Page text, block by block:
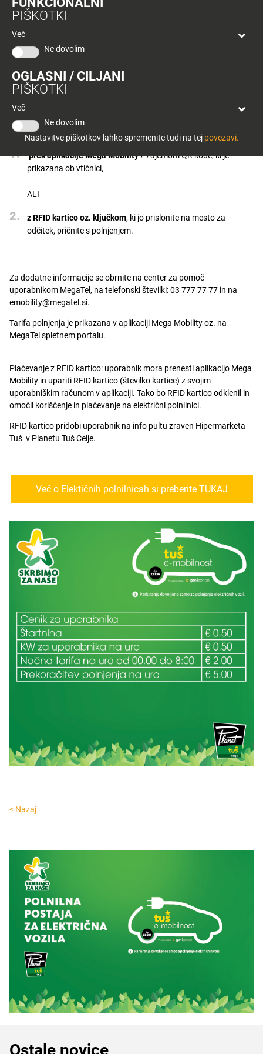
PIŠKOTKI
Več
Ne dovolim
OGLASNI / CILJANI
PIŠKOTKI
Več
Ne dovolim
Nastavitve piškotkov lahko spremenite tudi na tej povezavi.
polnilnicepred Planetom Tuš
Celje
Mobility ali z RFID kartico.
Svoje električno vozilo priključite na polnilnico in:
prek aplikacije Mega Mobilityz zajemom QR kode, ki je
prikazana ob vtičnici,
ALI
z RFID kartico oz. ključkom, ki jo prislonite na mesto za
odčitek, pričnite s polnjenjem.
Za dodatne informacije se obrnite na center za pomoč
uporabnikom MegaTel, na telefonski številki: 03 777 77 77 in na
emobility@megatel.si.
Tarifa polnjenja je prikazana v aplikaciji Mega Mobility oz. na
MegaTel spletnem portalu.
Plačevanje z RFID kartico: uporabnik mora prenesti aplikacijo Mega
Mobility in upariti RFID kartico (številko kartice) z svojim
uporabniškim računom v aplikaciji. Tako bo RFID kartico odklenil in
omočil koriščenje in plačevanje na električni polnilnici.
RFID kartico pridobi uporabnik na info pultu zraven Hipermarketa
Tuš v Planetu Tuš Celje.
Več o Elektičnih polnilnicah si preberite TUKAJ
< Nazaj